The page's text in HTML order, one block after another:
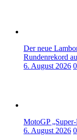
Der neue
Rundenrekord
6. August 2026 0
MotoGP
6. August 2026 0